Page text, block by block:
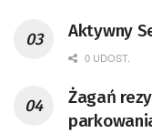
Aktywny
0 UDOST.
Żagań